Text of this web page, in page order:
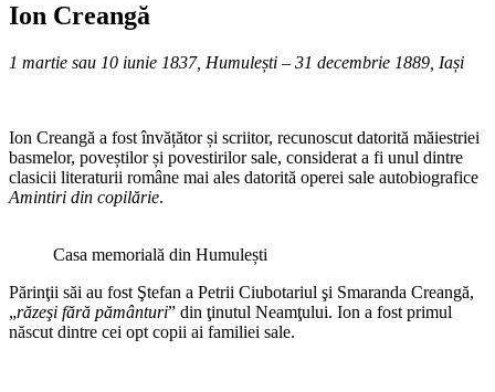
Ion Creangă
1 martie sau 10 iunie 1837, Humulești – 31 decembrie 1889, Iași
Ion Creangă a fost învățător și scriitor, recunoscut datorită măiestriei
basmelor, poveștilor și povestirilor sale, considerat a fi unul dintre
clasicii literaturii române mai ales datorită operei sale autobiografice
Amintiri din copilărie.
Casa memorială din Humulești
Părinţii săi au fost Ştefan a Petrii Ciubotariul şi Smaranda Creangă,
„răzeşi fără pământuri” din ţinutul Neamţului. Ion a fost primul
născut dintre cei opt copii ai familiei sale.